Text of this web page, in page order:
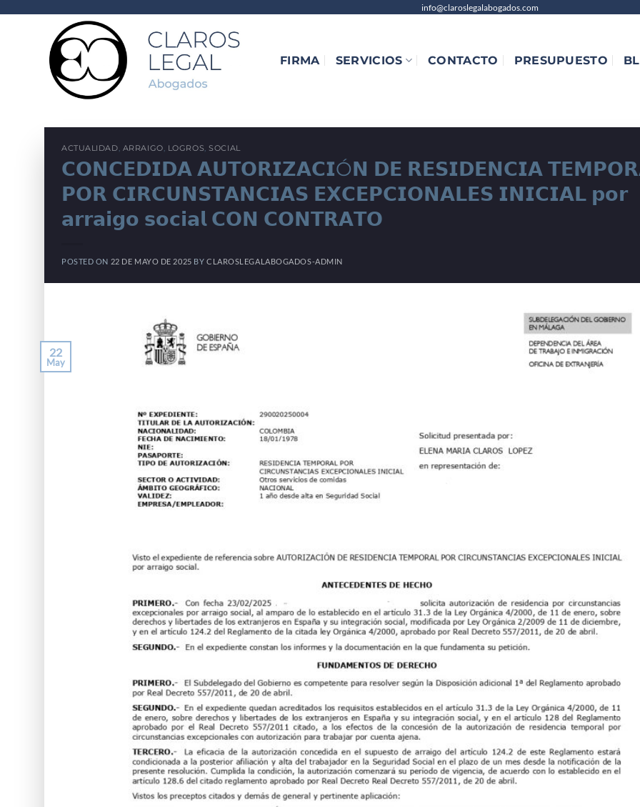
info@claroslegalabogados.com
FIRMA SERVICIOS CONTACTO PRESUPUESTO
ACTUALIDAD, ARRAIGO, LOGROS,SOCIAL
𝗖𝗢𝗡𝗖𝗘𝗗𝗜𝗗𝗔 𝗔𝗨𝗧𝗢𝗥𝗜𝗭𝗔𝗖𝗜Ó𝗡 𝗗𝗘 𝗥𝗘𝗦𝗜𝗗𝗘𝗡𝗖𝗜𝗔
𝗣𝗢𝗥 𝗖𝗜𝗥𝗖𝗨𝗡𝗦𝗧𝗔𝗡𝗖𝗜𝗔𝗦 𝗘𝗫𝗖𝗘𝗣𝗖𝗜𝗢𝗡𝗔𝗟𝗘𝗦 𝗜𝗡𝗜𝗖𝗜𝗔𝗟 𝗽𝗼𝗿
𝗮𝗿𝗿𝗮𝗶𝗴𝗼 𝘀𝗼𝗰𝗶𝗮𝗹 𝗖𝗢𝗡 𝗖𝗢𝗡𝗧𝗥𝗔𝗧𝗢
POSTED ON 22 DE MAYO DE 2025 BY CLAROSLEGALABOGADOS-ADMIN
22
May